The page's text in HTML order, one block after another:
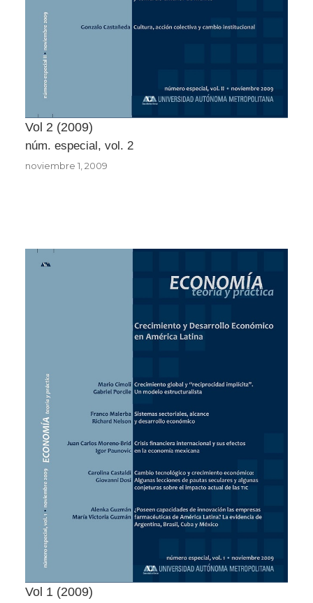
Vol 2 2009
núm. especial, vol. 2
noviembre 1, 2009
Vol 1 2009